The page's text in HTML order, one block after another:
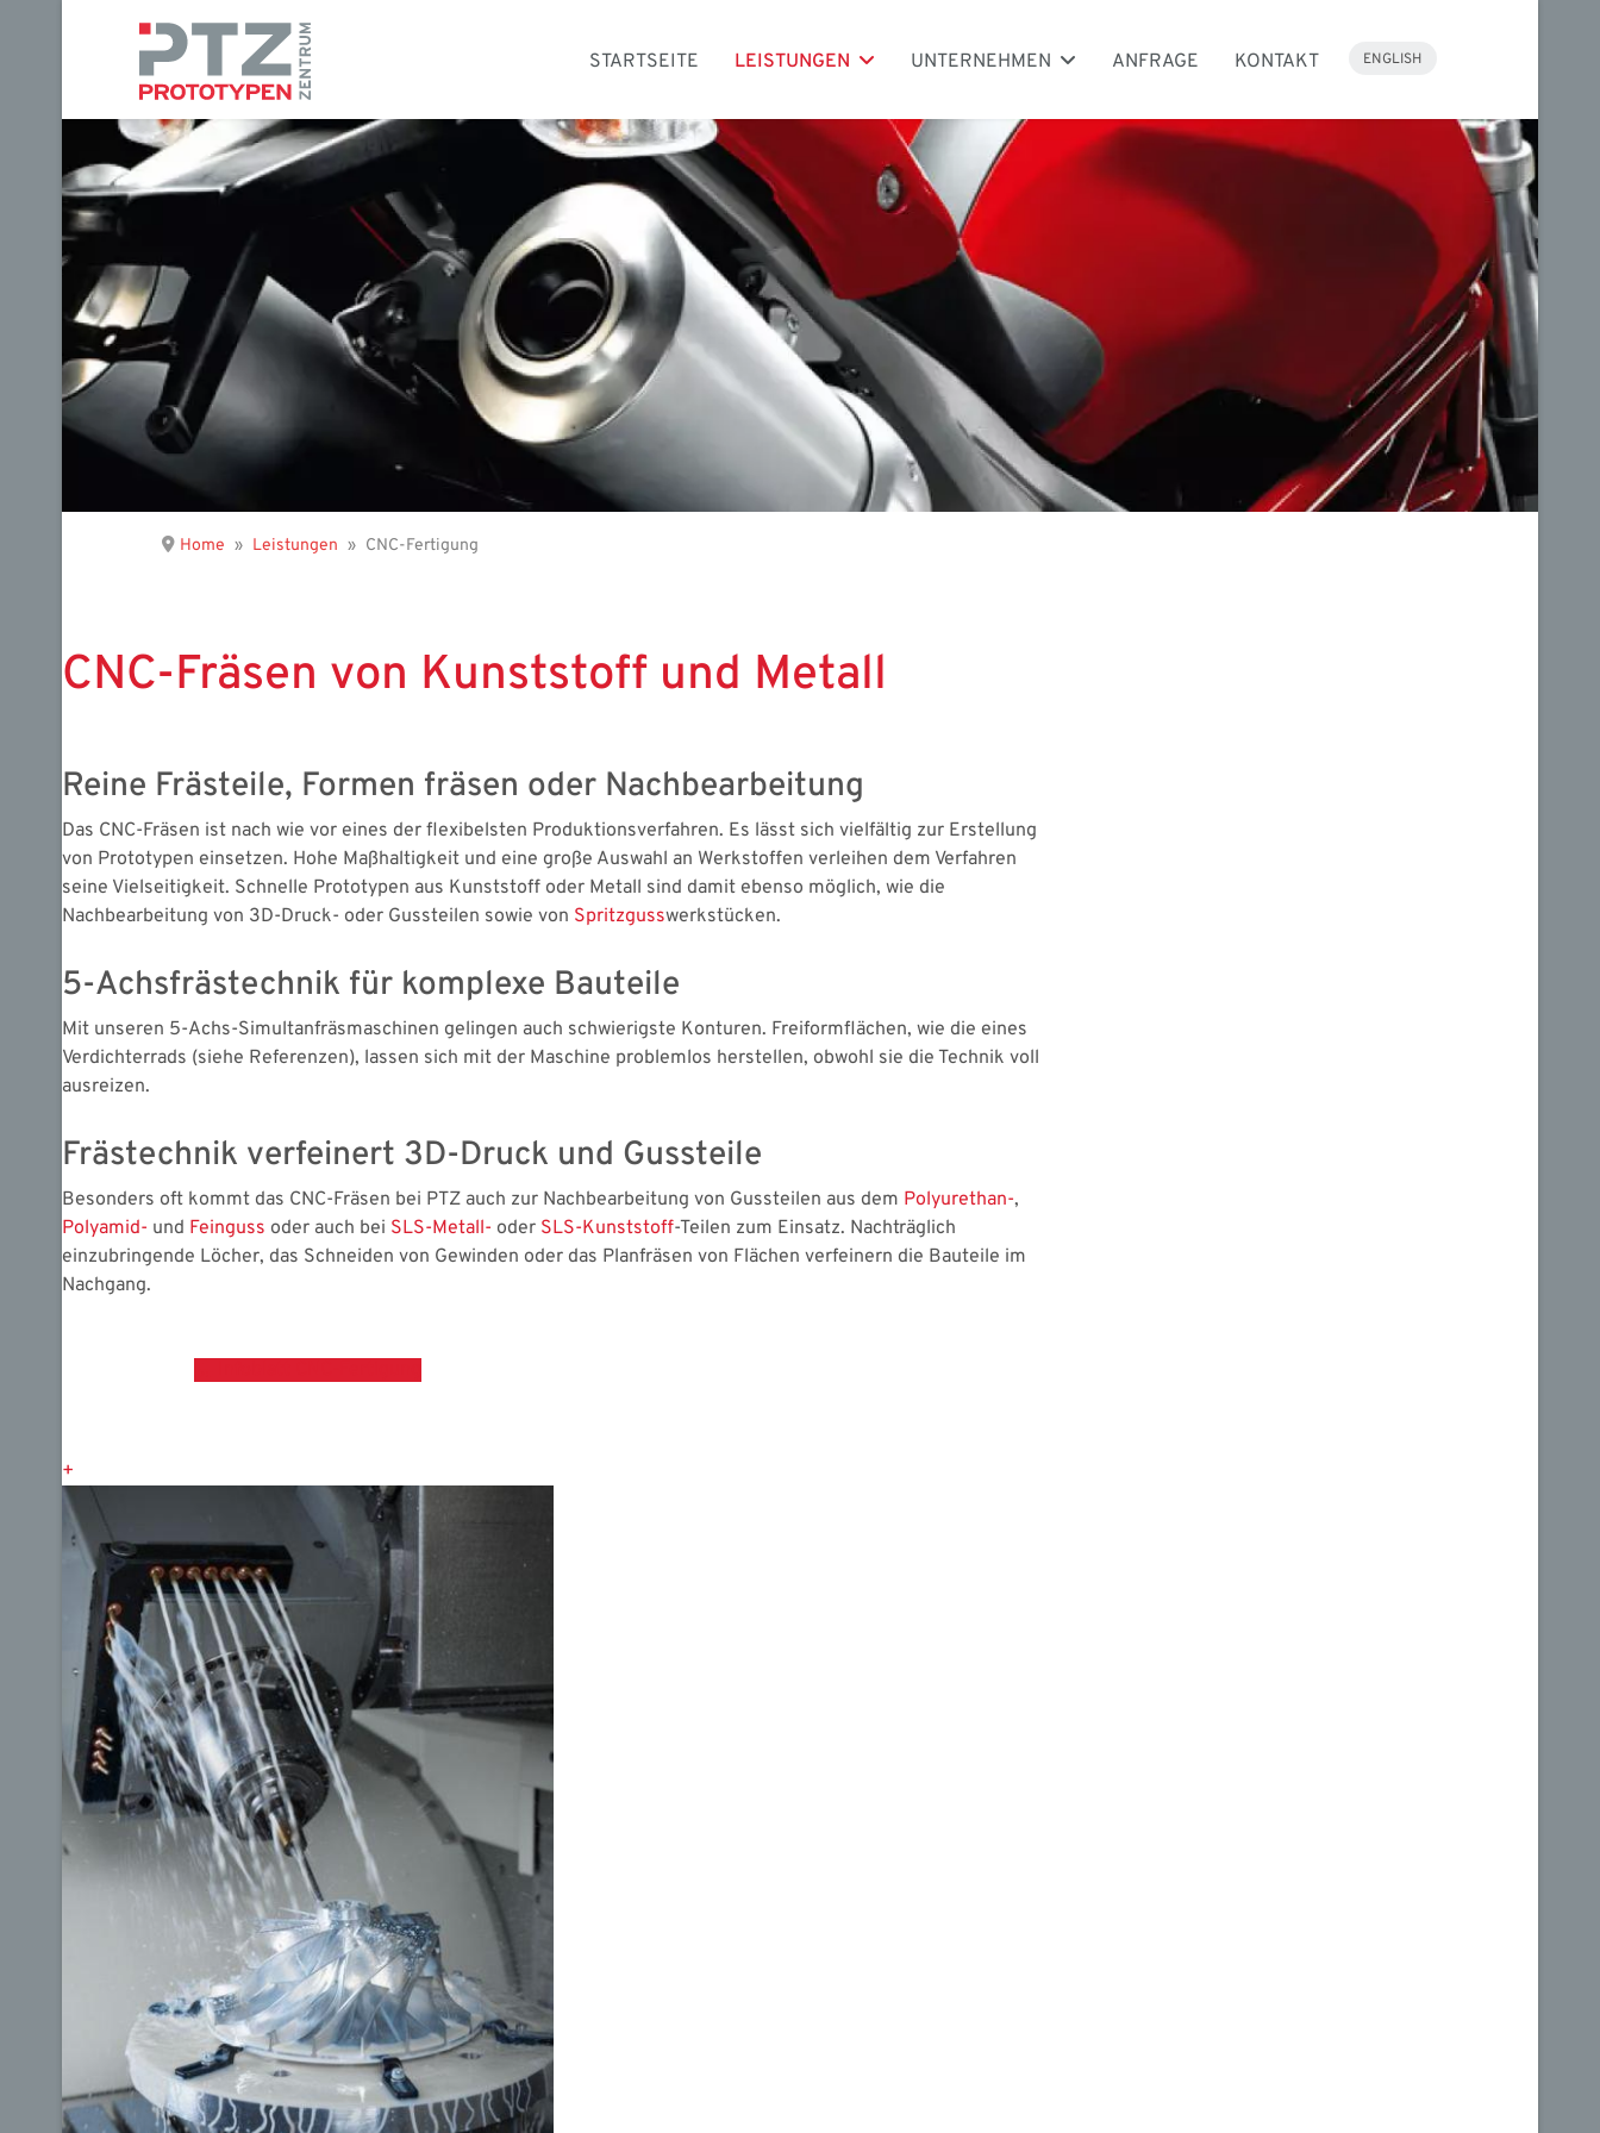
STARTSEITE LEISTUNGEN UNTERNEHMEN ANFRAGE KONTAKT SPRACHE AUSWÄHLEN
ENGLISH
Home Leistungen CNC-Fertigung
CNC-Fräsen von Kunststoff und Metall
Reine Frästeile, Formen fräsen oder Nachbearbeitung
Das CNC-Fräsen ist nach wie vor eines der flexibelsten Produktionsverfahren. Es lässt sich vielfältig zur Erstellung
von Prototypen einsetzen. Hohe Maßhaltigkeit und eine große Auswahl an Werkstoffen verleihen dem Verfahren
seine Vielseitigkeit. Schnelle Prototypen aus Kunststoff oder Metall sind damit ebenso möglich, wie die
Nachbearbeitung von 3D-Druck- oder Gussteilen sowie von Spritzgusswerkstücken.
5-Achsfrästechnik für komplexe Bauteile
Mit unseren 5-Achs-Simultanfräsmaschinen gelingen auch schwierigste Konturen. Freiformflächen, wie die eines
Verdichterrads (siehe Referenzen), lassen sich mit der Maschine problemlos herstellen, obwohl sie die Technik voll
ausreizen.
Frästechnik verfeinert 3D-Druck und Gussteile
Besonders oft kommt das CNC-Fräsen bei PTZ auch zur Nachbearbeitung von Gussteilen aus dem Polyurethan-,
Polyamid- und Feinguss oder auch bei SLS-Metall- oder SLS-Kunststoff-Teilen zum Einsatz. Nachträglich
einzubringende Löcher, das Schneiden von Gewinden oder das Planfräsen von Flächen verfeinern die Bauteile im
Nachgang.
+